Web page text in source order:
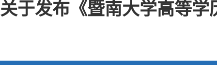
关于发布《暨南大学高等学